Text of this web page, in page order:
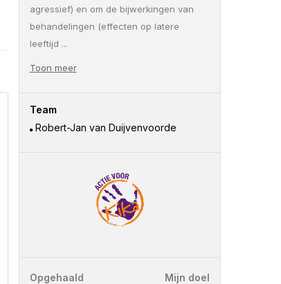
agressief) en om de bijwerkingen van
behandelingen (effecten op latere
leeftijd ...
Toon meer
Team
Robert-Jan van Duijvenvoorde
Opgehaald Mijn doel